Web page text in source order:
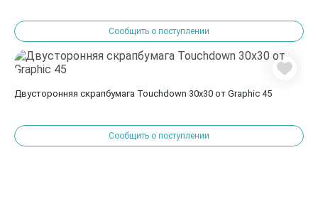
Сообщить о поступлении
Двусторонняя скрапбумага Touchdown 30x30 от Graphic 45
Сообщить о поступлении